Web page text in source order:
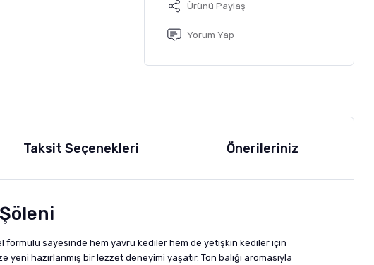
Ürünü Paylaş
Yorum Yap
Taksit Seçenekleri Önerileriniz
formülü sayesinde hem yavru kediler hem de yetişkin kediler için
hazırlanmış bir lezzet deneyimi yaşatır. Ton balığı aromasıyla